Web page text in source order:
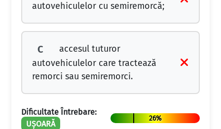
autovehiculelor cu semiremorcă;
C
accesul tuturor
autovehiculelor care tractează
remorci sau semiremorci.
Dificultate Întrebare:
UȘOARĂ
26%